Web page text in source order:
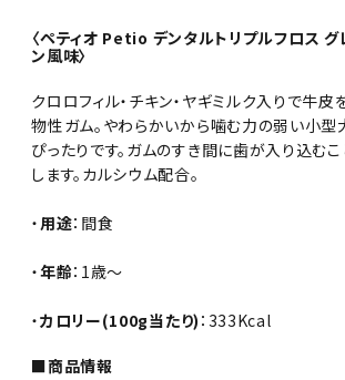
〈ペティオ Petio デンタルトリプルフロス グ
ン風味〉
クロロフィル・チキン・ヤギミルク入りで牛
物性ガム。やわらかいから噛む力の弱い小型
ぴったりです。ガムのすき間に歯が入り込む
します。カルシウム配合。
・ 用途：間食
・年齢：1歳～
・カロリー(100g当たり) ：333Kcal
■商品情報